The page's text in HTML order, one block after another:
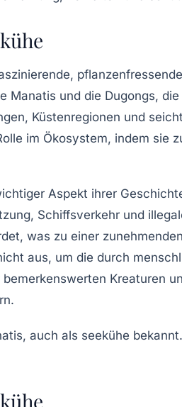
pflanzenfressende
Manatis und die Dugongs,
Küstenregionen und
im Ökosystem, indem sie
Aspekt ihrer
Schiffsverkehr und
was zu einer
aus, um die durch
Kreaturen